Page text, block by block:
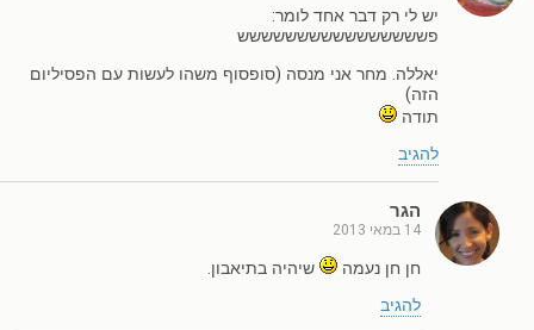
יש לי רק דבר אחד לומר:
פשששששששששששששששש
יאללה. מחר אני מנסה (סופסוף משהו לעשות עם הפסיליום
הזה)
תודה
להגיב
הגר
14 במאי 2013
חן חן נעמה
שיהיה בתיאבון.
להגיב